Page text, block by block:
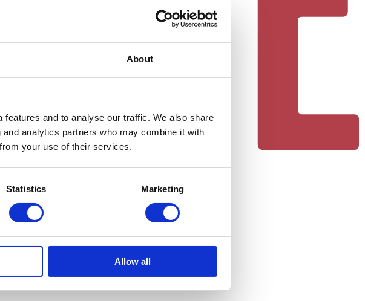
About
and to analyse our traffic. We also share
analytics partners who may combine it with
your use of their services.
Statistics Marketing
Allow all